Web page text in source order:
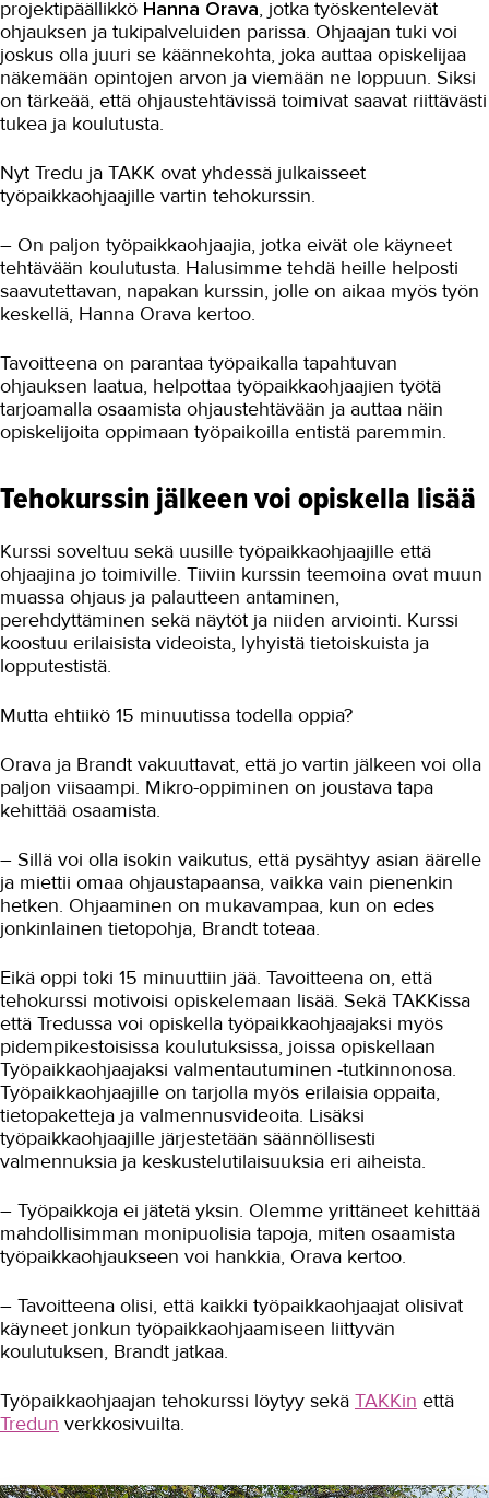
projektipäällikkö Hanna Orava, jotka työskentelevät
ohjauksen ja tukipalveluiden parissa. Ohjaajan tuki voi
joskus olla juuri se käännekohta, joka auttaa opiskelijaa
näkemään opintojen arvon ja viemään ne loppuun. Siksi
on tärkeää, että ohjaustehtävissä toimivat saavat riittävästi
tukea ja koulutusta.
Nyt Tredu ja TAKK ovat yhdessä julkaisseet
työpaikkaohjaajille vartin tehokurssin.
– On paljon työpaikkaohjaajia, jotka eivät ole käyneet
tehtävään koulutusta. Halusimme tehdä heille helposti
saavutettavan, napakan kurssin, jolle on aikaa myös työn
keskellä, Hanna Orava kertoo.
Tavoitteena on parantaa työpaikalla tapahtuvan
ohjauksen laatua, helpottaa työpaikkaohjaajien työtä
tarjoamalla osaamista ohjaustehtävään ja auttaa näin
opiskelijoita oppimaan työpaikoilla entistä paremmin.
Tehokurssin jälkeen voi opiskella lisää
Kurssi soveltuu sekä uusille työpaikkaohjaajille että
ohjaajina jo toimiville. Tiiviin kurssin teemoina ovat muun
muassa ohjaus ja palautteen antaminen,
perehdyttäminen sekä näytöt ja niiden arviointi. Kurssi
koostuu erilaisista videoista, lyhyistä tietoiskuista ja
lopputestistä.
Mutta ehtiikö 15 minuutissa todella oppia?
Orava ja Brandt vakuuttavat, että jo vartin jälkeen voi olla
paljon viisaampi. Mikro-oppiminen on joustava tapa
kehittää osaamista.
– Sillä voi olla isokin vaikutus, että pysähtyy asian äärelle
ja miettii omaa ohjaustapaansa, vaikka vain pienenkin
hetken. Ohjaaminen on mukavampaa, kun on edes
jonkinlainen tietopohja, Brandt toteaa.
Eikä oppi toki 15 minuuttiin jää. Tavoitteena on, että
tehokurssi motivoisi opiskelemaan lisää. Sekä TAKKissa
että Tredussa voi opiskella työpaikkaohjaajaksi myös
pidempikestoisissa koulutuksissa, joissa opiskellaan
Työpaikkaohjaajaksi valmentautuminen -tutkinnonosa.
Työpaikkaohjaajille on tarjolla myös erilaisia oppaita,
tietopaketteja ja valmennusvideoita. Lisäksi
työpaikkaohjaajille järjestetään säännöllisesti
valmennuksia ja keskustelutilaisuuksia eri aiheista.
– Työpaikkoja ei jätetä yksin. Olemme yrittäneet kehittää
mahdollisimman monipuolisia tapoja, miten osaamista
työpaikkaohjaukseen voi hankkia, Orava kertoo.
– Tavoitteena olisi, että kaikki työpaikkaohjaajat olisivat
käyneet jonkun työpaikkaohjaamiseen liittyvän
koulutuksen, Brandt jatkaa.
Työpaikkaohjaajan tehokurssi löytyy sekä TAKKin että
Tredun verkkosivuilta.